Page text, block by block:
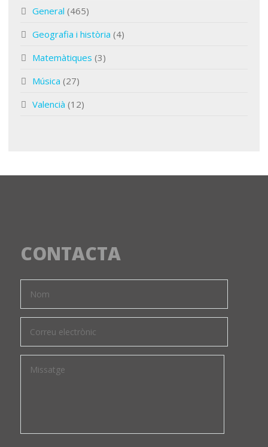
General (465)
Geografia i història (4)
Matemàtiques (3)
Música (27)
Valencià (12)
CONTACTA